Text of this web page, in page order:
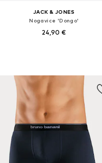
JACK & JONES
Nogavice 'Dongo'
24,90 €